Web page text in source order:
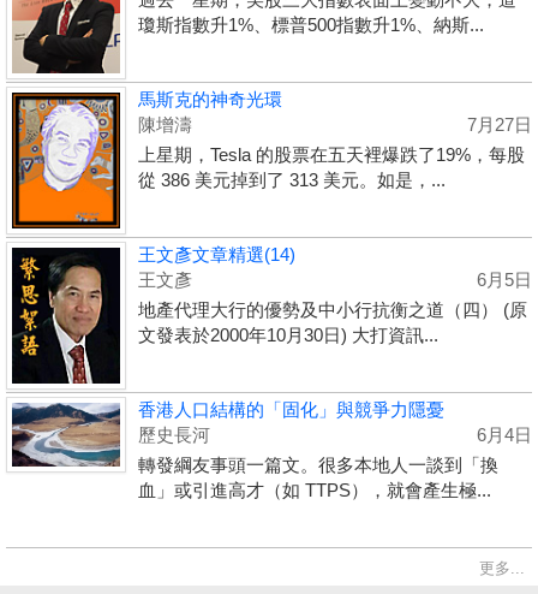
瓊斯指數升1%、標普500指數升1%、納斯...
馬斯克的神奇光環
陳增濤
7月27日
上星期，Tesla 的股票在五天裡爆跌了19%，每股
從 386 美元掉到了 313 美元。如是，...
王文彥文章精選(14)
王文彥
6月5日
地產代理大行的優勢及中小行抗衡之道（四） (原
文發表於2000年10月30日) 大打資訊...
香港人口結構的「固化」與競爭力隱憂
歷史長河
6月4日
轉發綱友事頭一篇文。很多本地人一談到「換
血」或引進高才（如 TTPS），就會產生極...
更多...